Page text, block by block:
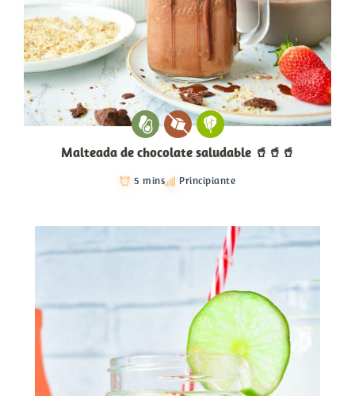
Malteada de chocolate saludable 🥤🥤🥤
5 mins Principiante